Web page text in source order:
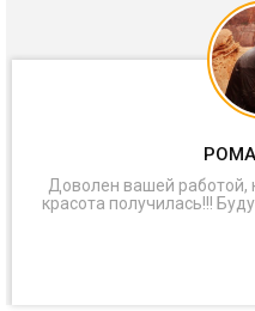
Доволен вашей работой,
красота получилась!!!